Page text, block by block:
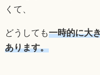
くて、
どうしても一時的に大
あります。